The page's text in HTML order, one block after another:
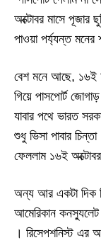
অক্টোবর মাসে পূজার
পাওয়া পর্য্যন্ত মনের
বেশ মনে আছে, ১৬ই
গিয়ে পাসপোর্টজোগাড়
যাবার পথে ভারত
শুধু ভিসা পাবার
ফেললাম ১৬ই
অন্য আর একটা দিক
আমেরিকান কনস্যুলেট
। রিসেপশনিস্ট এর